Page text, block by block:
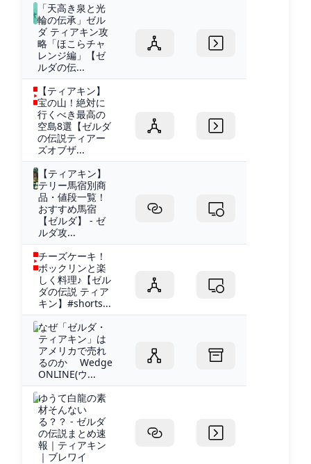
「天高き泉と光
輪の伝承」ゼル
ダ ティアキン攻
略「ほこらチャ
レンジ編」【ゼ
ルダの伝...
【ティアキン】
宝の山！絶対に
行くべき最高の
空島8選【ゼルダ
の伝説ティアー
ズオブザ...
【ティアキン】
テリー馬宿別商
品・値段一覧！
おすすめ馬宿
【ゼルダ】 - ゼ
ルダ攻...
チーズケーキ！
ボックリンと楽
しく料理♪【ゼル
ダの伝説 ティア
キン】#shorts...
なぜ「ゼルダ・
ティアキン」は
アメリカで売れ
るのか Wedge
ONLINE(ウ...
ゆうて白龍の素
材そんない
る？？ - ゼルダ
の伝説まとめ速
報｜ティアキン
｜ブレワイ